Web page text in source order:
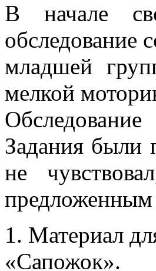
В начале
обследование
младшей
мелкой
Задания были
не
предложенным
1. Материал
«Сапожок».